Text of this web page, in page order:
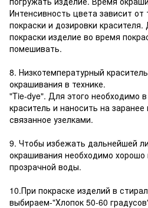
Интенсивность цвета зависит
покраски и дозировки
покраски изделие во время
помешивать.
8. Низкотемпературный
окрашивания в технике.
"Tie-dye". Для этого необходимо
краситель и наносить на
связанное узелками.
9. Чтобы избежать дальнейшей
окрашивания необходимо хорошо
прозрачной воды.
10.При покраске изделий в
выбираем-"Хлопок 50-60